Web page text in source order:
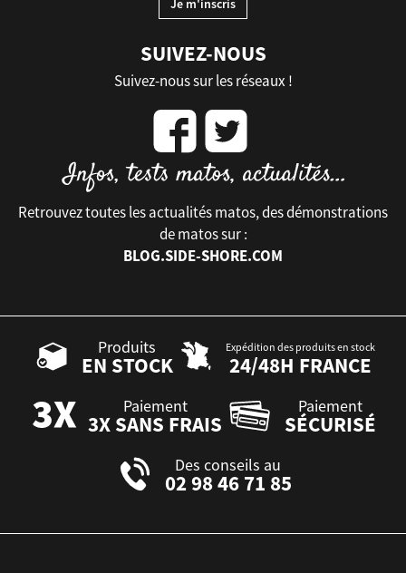
SUIVEZ-NOUS
Suivez-nous sur les réseaux !
Retrouvez toutes les actualités matos, des démonstrations
de matos sur :
BLOG.SIDE-SHORE.COM
Produits
EN STOCK
Expédition des produits en stock
24/48H FRANCE
Paiement
3X SANS FRAIS
Paiement
SÉCURISÉ
Des conseils au
02 98 46 71 85